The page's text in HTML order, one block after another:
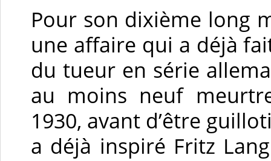
Pour son dixième long
une affaire qui a déjà
du tueur en série
au moins neuf
1930, avant d’être
a déjà inspiré Fritz